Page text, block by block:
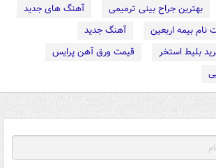
بهترین جراح بینی ترمیمی
آهنگ های جدید
نام بیمه اربعین
آهنگ جدید
بلیط استخر
قیمت ورق آهن پرایس